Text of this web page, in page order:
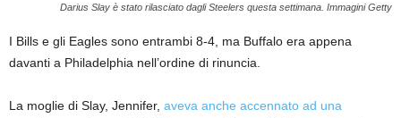
Darius Slay è stato rilasciato dagli Steelers questa settimana. Immagini Getty
I Bills e gli Eagles sono entrambi 8-4, ma Buffalo era appena
davanti a Philadelphia nell’ordine di rinuncia.
La moglie di Slay, Jennifer, aveva anche accennato ad una